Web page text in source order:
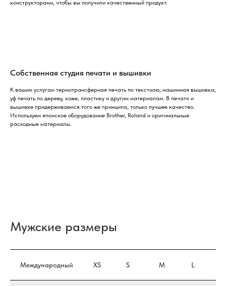
конструкторами, чтобы вы получили качественный продукт.
Собственная студия печати и вышивки
К вашим услугам термотрансферная печать по текстилю, машинная вышивка,
уф печать по дереву, коже, пластику и другим материалам. В печати и
вышивке придерживаемся того же принципа, только лучшее качество.
Используем японское оборудование Brother, Roland и оригинальные
расходные материалы.
Мужские размеры
Международный XS S M L